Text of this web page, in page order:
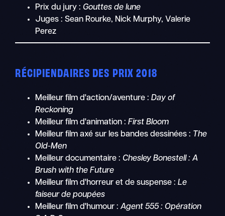
Prix du jury : Gouttes de lune
Juges : Sean Rourke, Nick Murphy, Valerie
Perez
RÉCIPIENDAIRES DES PRIX 2018
Meilleur film d'action/aventure :Day of
Reckoning
Meilleur film d'animation :First Bloom
Meilleur film axé sur les bandes dessinées : The
Old-Men
Meilleur documentaire : Chesley Bonestell : A
Brush with the Future
Meilleur film d'horreur et de suspense :Le
faiseur de poupées
Meilleur film d'humour :Agent 555 : Opération